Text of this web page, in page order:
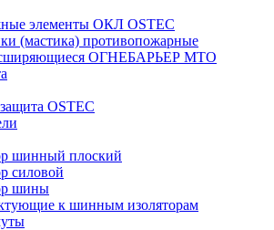
элементы ОКЛ OSTEC
(мастика) противопожарные
ОГНЕБАРЬЕР МТО
OSTEC
шинный плоский
силовой
шины
к шинным изоляторам